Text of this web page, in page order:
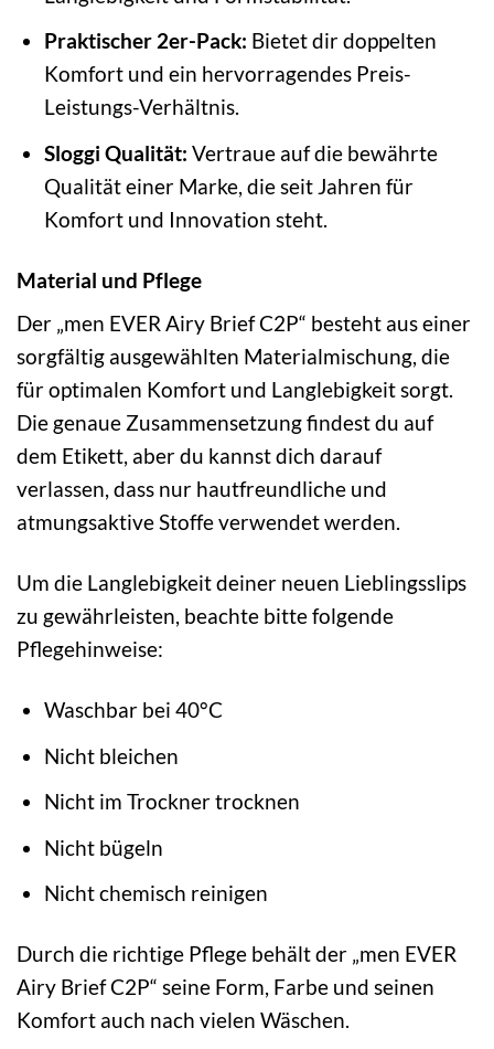
Praktischer 2er-Pack: Bietet dir doppelten
Komfort und ein hervorragendes Preis-
Leistungs-Verhältnis.
Sloggi Qualität: Vertraue auf die bewährte
Qualität einer Marke, die seit Jahren für
Komfort und Innovation steht.
Material und Pflege
Der „men EVER Airy Brief C2P“ besteht aus einer
sorgfältig ausgewählten Materialmischung, die
für optimalen Komfort und Langlebigkeit sorgt.
Die genaue Zusammensetzung findest du auf
dem Etikett, aber du kannst dich darauf
verlassen, dass nur hautfreundliche und
atmungsaktive Stoffe verwendet werden.
Um die Langlebigkeit deiner neuen Lieblingsslips
zu gewährleisten, beachte bitte folgende
Pflegehinweise:
Waschbar bei 40°C
Nicht bleichen
Nicht im Trockner trocknen
Nicht bügeln
Nicht chemisch reinigen
Durch die richtige Pflege behält der „men EVER
Airy Brief C2P“ seine Form, Farbe und seinen
Komfort auch nach vielen Wäschen.